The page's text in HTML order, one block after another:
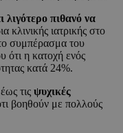
λιγότερο πιθανό να
κλινικής ιατρικής στο
συμπέρασμα του
ότι η κατοχή ενός
κατά 24%.
έως τις ψυχικές
βοηθούν με πολλούς